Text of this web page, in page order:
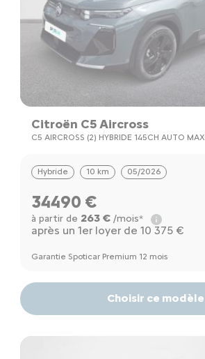
Citroën C5 Aircross
C5 AIRCROSS (2) HYBRIDE 145CH AUTO MAX
Hybride 10 km 05/2026
34490 €
à partir de 263 €/mois*
après un 1er loyer de 10 375 €
Garantie Spoticar Premium 12 mois
Choisir ce modèle